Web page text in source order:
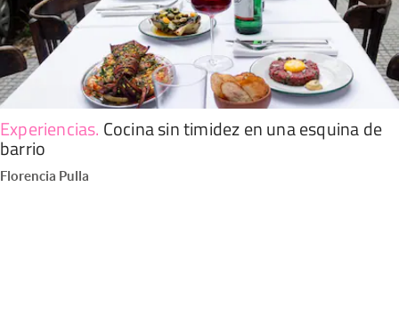
Experiencias. Cocina sin timidez en una esquina de
barrio
Florencia Pulla